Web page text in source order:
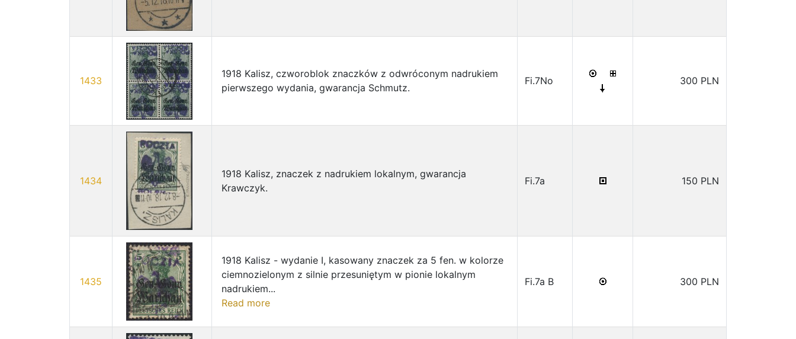
1433
1918 Kalisz, czworoblok znaczków z odwróconym nadrukiem
pierwszego wydania, gwarancja Schmutz.
Fi.7No 300 PLN
1434
1918 Kalisz, znaczek z nadrukiem lokalnym, gwarancja
Krawczyk.
Fi.7a 150 PLN
1435
1918 Kalisz - wydanie I, kasowany znaczek za 5 fen. w kolorze
ciemnozielonym z silnie przesuniętym w pionie lokalnym
nadrukiem...
Read more
Fi.7a B 300 PLN